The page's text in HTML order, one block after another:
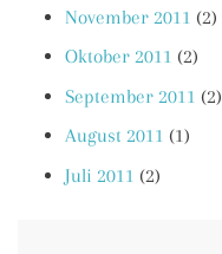
November 2011 (2)
Oktober 2011 (2)
September 2011 (2)
August 2011 (1)
Juli 2011 (2)